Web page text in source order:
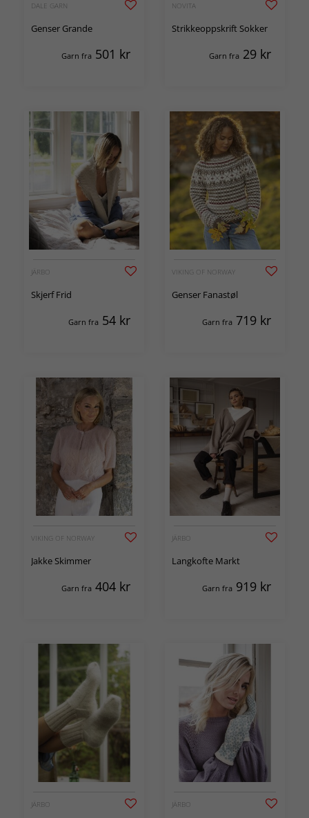
DALE GARN
Genser Grande
Garn fra 501 kr
NOVITA
Strikkeoppskrift Sokker
Garn fra 29 kr
JÄRBO
Skjerf Frid
Garn fra 54 kr
VIKING OF NORWAY
Genser Fanastøl
Garn fra 719 kr
VIKING OF NORWAY
Jakke Skimmer
Garn fra 404 kr
JÄRBO
Langkofte Markt
Garn fra 919 kr
JÄRBO JÄRBO